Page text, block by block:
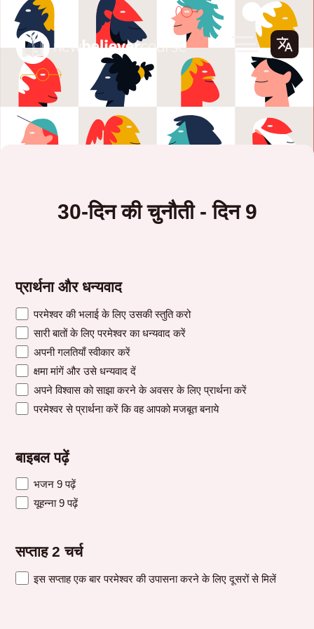
30-दिन की चुनौती - दिन 9
प्रार्थना और धन्यवाद
परमेश्वर की भलाई के लिए उसकी स्तुति करो
सारी बातों के लिए परमेश्वर का धन्यवाद करें
अपनी गलतियाँ स्वीकार करें
क्षमा मांगें और उसे धन्यवाद दें
अपने विश्वास को साझा करने के अवसर के लिए प्रार्थना करें
परमेश्वर से प्रार्थना करें कि वह आपको मजबूत बनाये
बाइबल पढ़ें
भजन 9 पढ़ें
यूहन्ना 9 पढ़ें
सप्ताह 2 चर्च
इस सप्ताह एक बार परमेश्वर की उपासना करने के लिए दूसरों से मिलें